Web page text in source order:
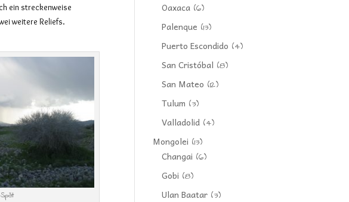
ein streckenweise
weitere Reliefs.
Spät
Oaxaca (6)
Palenque (13)
Puerto Escondido (4)
San Cristóbal (8)
San Mateo (12)
Tulum (3)
Valladolid (4)
Mongolei (13)
Changai (6)
Gobi (8)
Ulan Baatar (3)